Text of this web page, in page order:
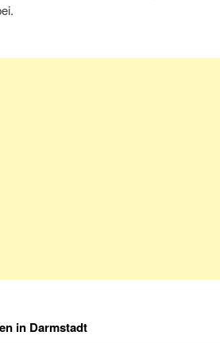
in Darmstadt